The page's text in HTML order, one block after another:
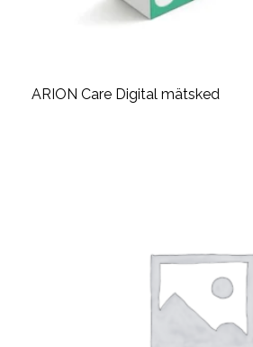
ARION Care Digital mätsked